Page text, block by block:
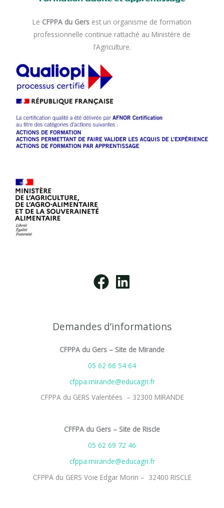
Le CFPPA du Gers est un organisme de formation
professionnelle continue rattaché au Ministère de
l’Agriculture.
Demandes d’informations
CFPPA du Gers – Site de Mirande
05 62 66 54 64
cfppa.mirande@educagri.fr
CFPPA du GERS Valentées – 32300 MIRANDE
CFFPA du Gers – Site de Riscle
05 62 69 72 46
cfppa.mirande@educagri.fr
CFPPA du GERS Voie Edgar Morin – 32400 RISCLE